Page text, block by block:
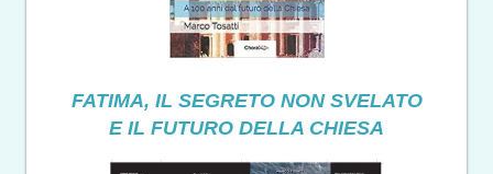
FATIMA, IL SEGRETO NON SVELATO
E IL FUTURO DELLA CHIESA